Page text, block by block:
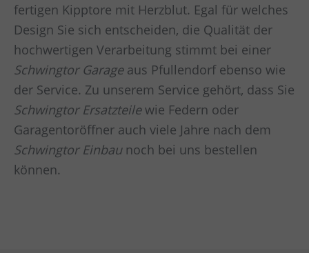
fertigen Kipptore mit Herzblut. Egal für welches
Design Sie sich entscheiden, die Qualität der
hochwertigen Verarbeitung stimmt bei einer
Schwingtor Garageaus Pfullendorf ebenso wie
der Service. Zu unserem Service gehört, dass Sie
Schwingtor Ersatzteilewie Federn oder
Garagentoröffner auch viele Jahre nach dem
Schwingtor Einbaunoch bei uns bestellen
können.